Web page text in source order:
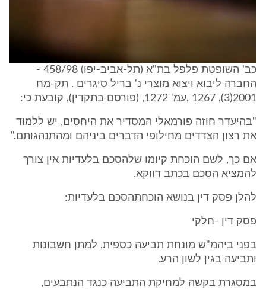
כב' השופטת פלפל בת"א (תל-אביב-יפו) 458/98 -
החברה ליבוא ויצוא מוצרי נ' בריל סיגרים . תק-מח
2001(3), 1267 ,עמ' 1272, (פורסם בתקדין), קובעת כי:
"בהיעדר חוזה פורמאלי המסדיר את היחסים, יש ללמוד
את רצון הצדדים מחילופי הדברים ביניהם ומהתנהגותם."
אם כך, לשם הוכחת קיומו שלהסכם בלעדיות אין צורך
להמציא הסכם בכתב דווקא.
להלן פסק דין בנושא הוכחתהסכם בלעדיות:
פסק דין -חלקי
בפני ביהמ"ש מונחת תביעה כספית, למתן חשבונות
ותביעה בגין לשון הרע.
במסגרת בקשה למחיקת התביעה כנגד הנתבעים,